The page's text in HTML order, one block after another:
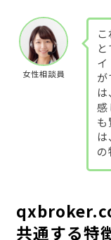
女性相談員
感
の
共通する特